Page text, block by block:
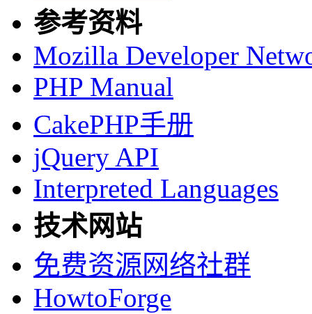
参考资料
Mozilla Developer
PHP Manual
CakePHP手册
jQuery API
Interpreted Languages
技术网站
免费资源网络社群
HowtoForge